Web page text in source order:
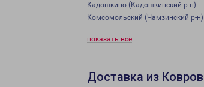
Кадошкино (Кадошкинский р-н)
Комсомольский (Чамзинский р-н)
показать всё
Доставка из